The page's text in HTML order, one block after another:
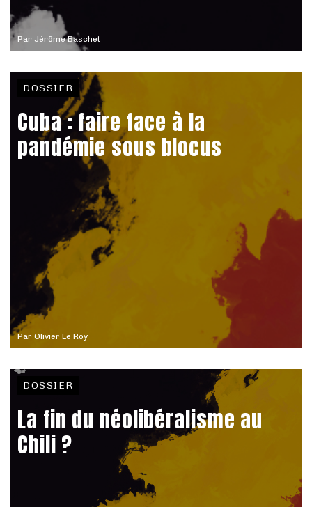
Par Jérôme Baschet
Par Olivier Le Roy
DOSSIER
Cuba : faire face à la
pandémie sous blocus
DOSSIER
La fin du néolibéralisme au
Chili ?